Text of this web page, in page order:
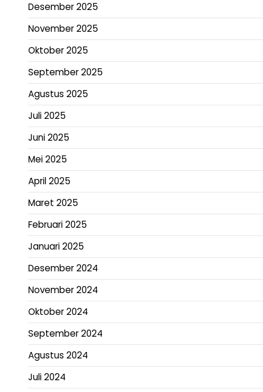
Desember 2025
November 2025
Oktober 2025
September 2025
Agustus 2025
Juli 2025
Juni 2025
Mei 2025
April 2025
Maret 2025
Februari 2025
Januari 2025
Desember 2024
November 2024
Oktober 2024
September 2024
Agustus 2024
Juli 2024